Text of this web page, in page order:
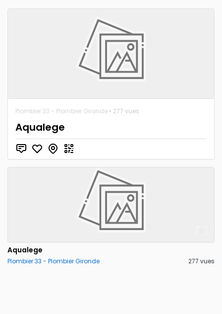
Plombier 33 - Plombier Gironde • 277 vues
Aqualege
Aqualege
Plombier 33 - Plombier Gironde 277 vues